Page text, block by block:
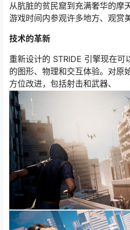
从肮脏的贫民窟到充满奢华的摩
游戏时间内参观许多地方、观赏
技术的革新
重新设计的 STRIDE 引擎现在可
的图形、物理和交互体验。对原
方位改进，包括射击和武器、